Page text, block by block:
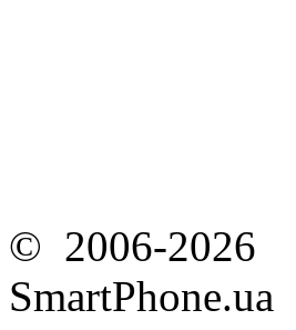
© 2006-2026
SmartPhone.ua